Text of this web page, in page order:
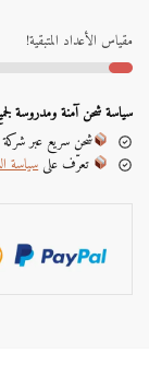
e
r
n
a
t
i
v
مقياس الأعداد المتبقية!
سياسة شحن آمنة ومدروسة
شحن سريع عبر شركة DHL العالمية
تعرّف علىسياسة